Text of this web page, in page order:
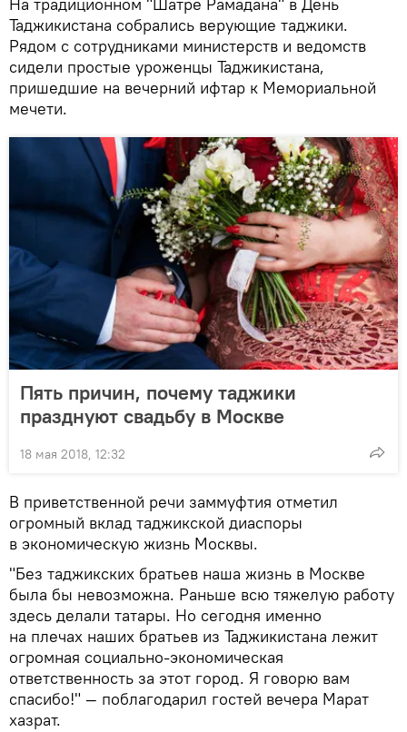
Таджикистана собрались верующие таджики.
Рядом с сотрудниками министерств и ведомств
сидели простые уроженцы Таджикистана,
пришедшие на вечерний ифтар к Мемориальной
мечети.
Пять причин, почему таджики
празднуют свадьбу в Москве
18 мая 2018, 12:32
В приветственной речи заммуфтия отметил
огромный вклад таджикской диаспоры
в экономическую жизнь Москвы.
"Без таджикских братьев наша жизнь в Москве
была бы невозможна. Раньше всю тяжелую работу
здесь делали татары. Но сегодня именно
на плечах наших братьев из Таджикистана лежит
огромная социально-экономическая
ответственность за этот город. Я говорю вам
спасибо!" — поблагодарил гостей вечера Марат
хазрат.